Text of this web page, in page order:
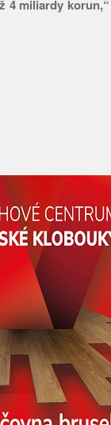
4 miliardy korun,“